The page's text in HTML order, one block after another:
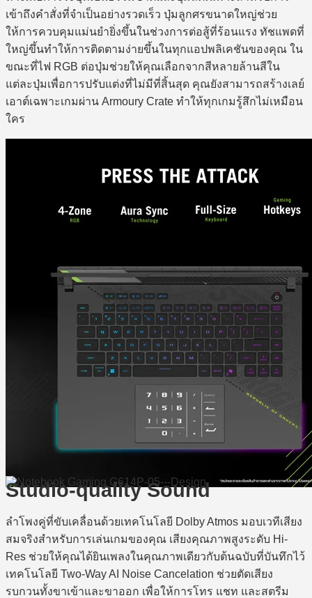
เข้าถึงคำสั่งที่จำเป็นอย่างรวดเร็ว ปุ่มลูกศรขนาดใหญ่ช่วย
ให้การควบคุมแม่นยำยิ่งขึ้นในช่วงการต่อสู้ที่ร้อนแรง ทัชแพดที่
ใหญ่ขึ้นทำให้การติดตามง่ายขึ้นในทุกแอปพลิเคชันของคุณ ใน
ขณะที่ไฟ RGB ต่อปุ่มช่วยให้คุณเลือกจากสีหลายล้านสีใน
แต่ละปุ่มเพื่อการปรับแต่งที่ไม่มีที่สิ้นสุด คุณยังสามารถสร้างเลย์
เอาต์เฉพาะเกมผ่าน Armoury Crate ทำให้ทุกเกมรู้สึกไม่เหมือน
ใคร
Studio-quality Sound
ลำโพงคู่ที่ขับเคลื่อนด้วยเทคโนโลยี Dolby Atmos มอบเวทีเสียง
สมจริงสำหรับการเล่นเกมของคุณ เสียงคุณภาพสูงระดับ Hi-
Res ช่วยให้คุณได้ยินเพลงในคุณภาพเดียวกับต้นฉบับที่บันทึกไว้
เทคโนโลยี Two-Way AI Noise Cancelation ช่วยตัดเสียง
รบกวนทั้งขาเข้าและขาออก เพื่อให้การโทร แชท และสตรีม